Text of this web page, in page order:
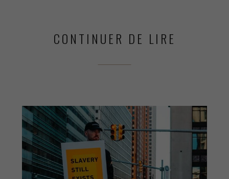
CONTINUER DE LIRE